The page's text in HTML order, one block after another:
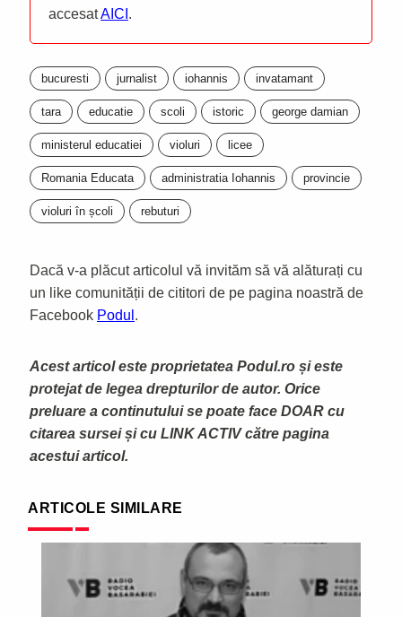
accesatAICI .
bucuresti jurnalist iohannis invatamant
tara educatie scoli istoric george damian
ministerul educatiei violuri licee
Romania Educata administratia Iohannis provincie
violuri în școli rebuturi
Dacă v-a plăcut articolul vă invităm să vă alăturați cu
un like comunității de cititori de pe pagina noastră de
Facebook Podul .
Acest articol este proprietatea Podul.ro și este
protejat de legea drepturilor de autor. Orice
preluare a continutului se poate face DOAR cu
citarea sursei și cu LINK ACTIV către pagina
acestui articol.
ARTICOLE SIMILARE